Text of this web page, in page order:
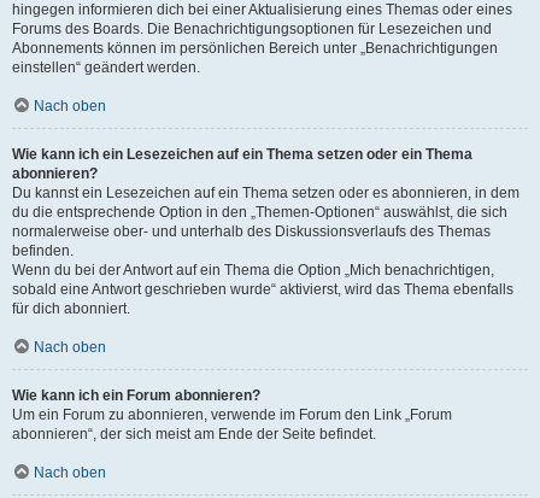
hingegen informieren dich bei einer Aktualisierung eines Themas oder eines
Forums des Boards. Die Benachrichtigungsoptionen für Lesezeichen und
Abonnements können im persönlichen Bereich unter „Benachrichtigungen
einstellen“ geändert werden.
Nach oben
Wie kann ich ein Lesezeichen auf ein Thema setzen oder ein Thema
abonnieren?
Du kannst ein Lesezeichen auf ein Thema setzen oder es abonnieren, in dem
du die entsprechende Option in den „Themen-Optionen“ auswählst, die sich
normalerweise ober- und unterhalb des Diskussionsverlaufs des Themas
befinden.
Wenn du bei der Antwort auf ein Thema die Option „Mich benachrichtigen,
sobald eine Antwort geschrieben wurde“ aktivierst, wird das Thema ebenfalls
für dich abonniert.
Nach oben
Wie kann ich ein Forum abonnieren?
Um ein Forum zu abonnieren, verwende im Forum den Link „Forum
abonnieren“, der sich meist am Ende der Seite befindet.
Nach oben